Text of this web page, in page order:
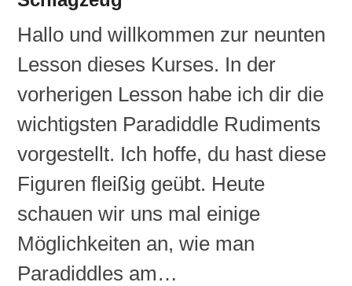
Hallo und willkommen zur neunten
Lesson dieses Kurses. In der
vorherigen Lesson habe ich dir die
wichtigsten Paradiddle Rudiments
vorgestellt. Ich hoffe, du hast diese
Figuren fleißig geübt. Heute
schauen wir uns mal einige
Möglichkeiten an, wie man
Paradiddles am…